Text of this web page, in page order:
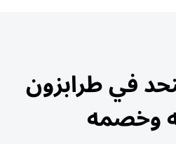
في طرابزون
وخصمه